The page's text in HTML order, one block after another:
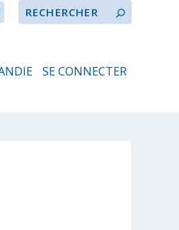
SE CONNECTER